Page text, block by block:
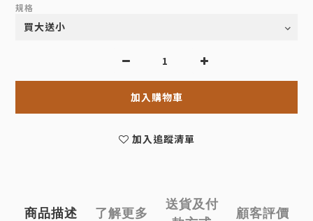
規格
加入購物車
加入追蹤清單
商品描述 了解更多
送貨及付
顧客評價